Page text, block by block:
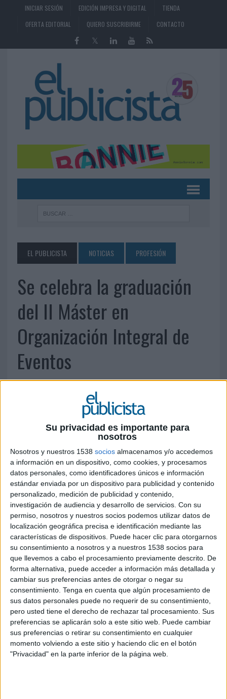
Su privacidad es importante para
nosotros
Nosotros y nuestros 1538 socios almacenamos y/o accedemos
a información en un dispositivo, como cookies, y procesamos
datos personales, como identificadores únicos e información
estándar enviada por un dispositivo para publicidad y contenido
personalizado, medición de publicidad y contenido,
investigación de audiencia y desarrollo de servicios. Con su
permiso, nosotros y nuestros socios podemos utilizar datos de
localización geográfica precisa e identificación mediante las
características de dispositivos. Puede hacer clic para otorgarnos
su consentimiento a nosotros y a nuestros 1538 socios para
que llevemos a cabo el procesamiento previamente descrito. De
forma alternativa, puede acceder a información más detallada y
cambiar sus preferencias antes de otorgar o negar su
consentimiento. Tenga en cuenta que algún procesamiento de
sus datos personales puede no requerir de su consentimiento,
pero usted tiene el derecho de rechazar tal procesamiento. Sus
preferencias se aplicarán solo a este sitio web. Puede cambiar
sus preferencias o retirar su consentimiento en cualquier
momento volviendo a este sitio y haciendo clic en el botón
"Privacidad" en la parte inferior de la página web.
INICIAR SESIÓN EDICIÓN IMPRESA Y DIGITAL
TIENDA
OFERTA EDITORIAL
QUIERO SUSCRIBIRME CONTACTO
EL PUBLICISTA NOTICIAS PROFESIÓN
Se celebra la graduación
del II Máster en
Organización Integral de
Eventos
6 DE JULIO DE 2011
Según ESODE, ‘un 57% de sus alumnos ha
encontrado trabajo al finalizar sus prácticas’
La Escuela Superior de Organizadores de Eventos y Nebrija Business School
celebran la graduación de la segunda promoción del Máster en Organización
El acto académico ha tenido lugar en la sede de ESODE de Pozuelo de Alarcón,
con las intervenciones de Estrella Díaz, directora del programa formativo, que ha
recordado a los alumnos los objetivos del curso; Juan Martín Franco, director de
ESODE, quien ha comentado que a pesar de la crisis, el sector de la organización
de eventos “sigue demandando profesionales cualificados” y Carlos Cuervo-
Arango, director de Nebrija Business School que ha aprovechado la ocasión para